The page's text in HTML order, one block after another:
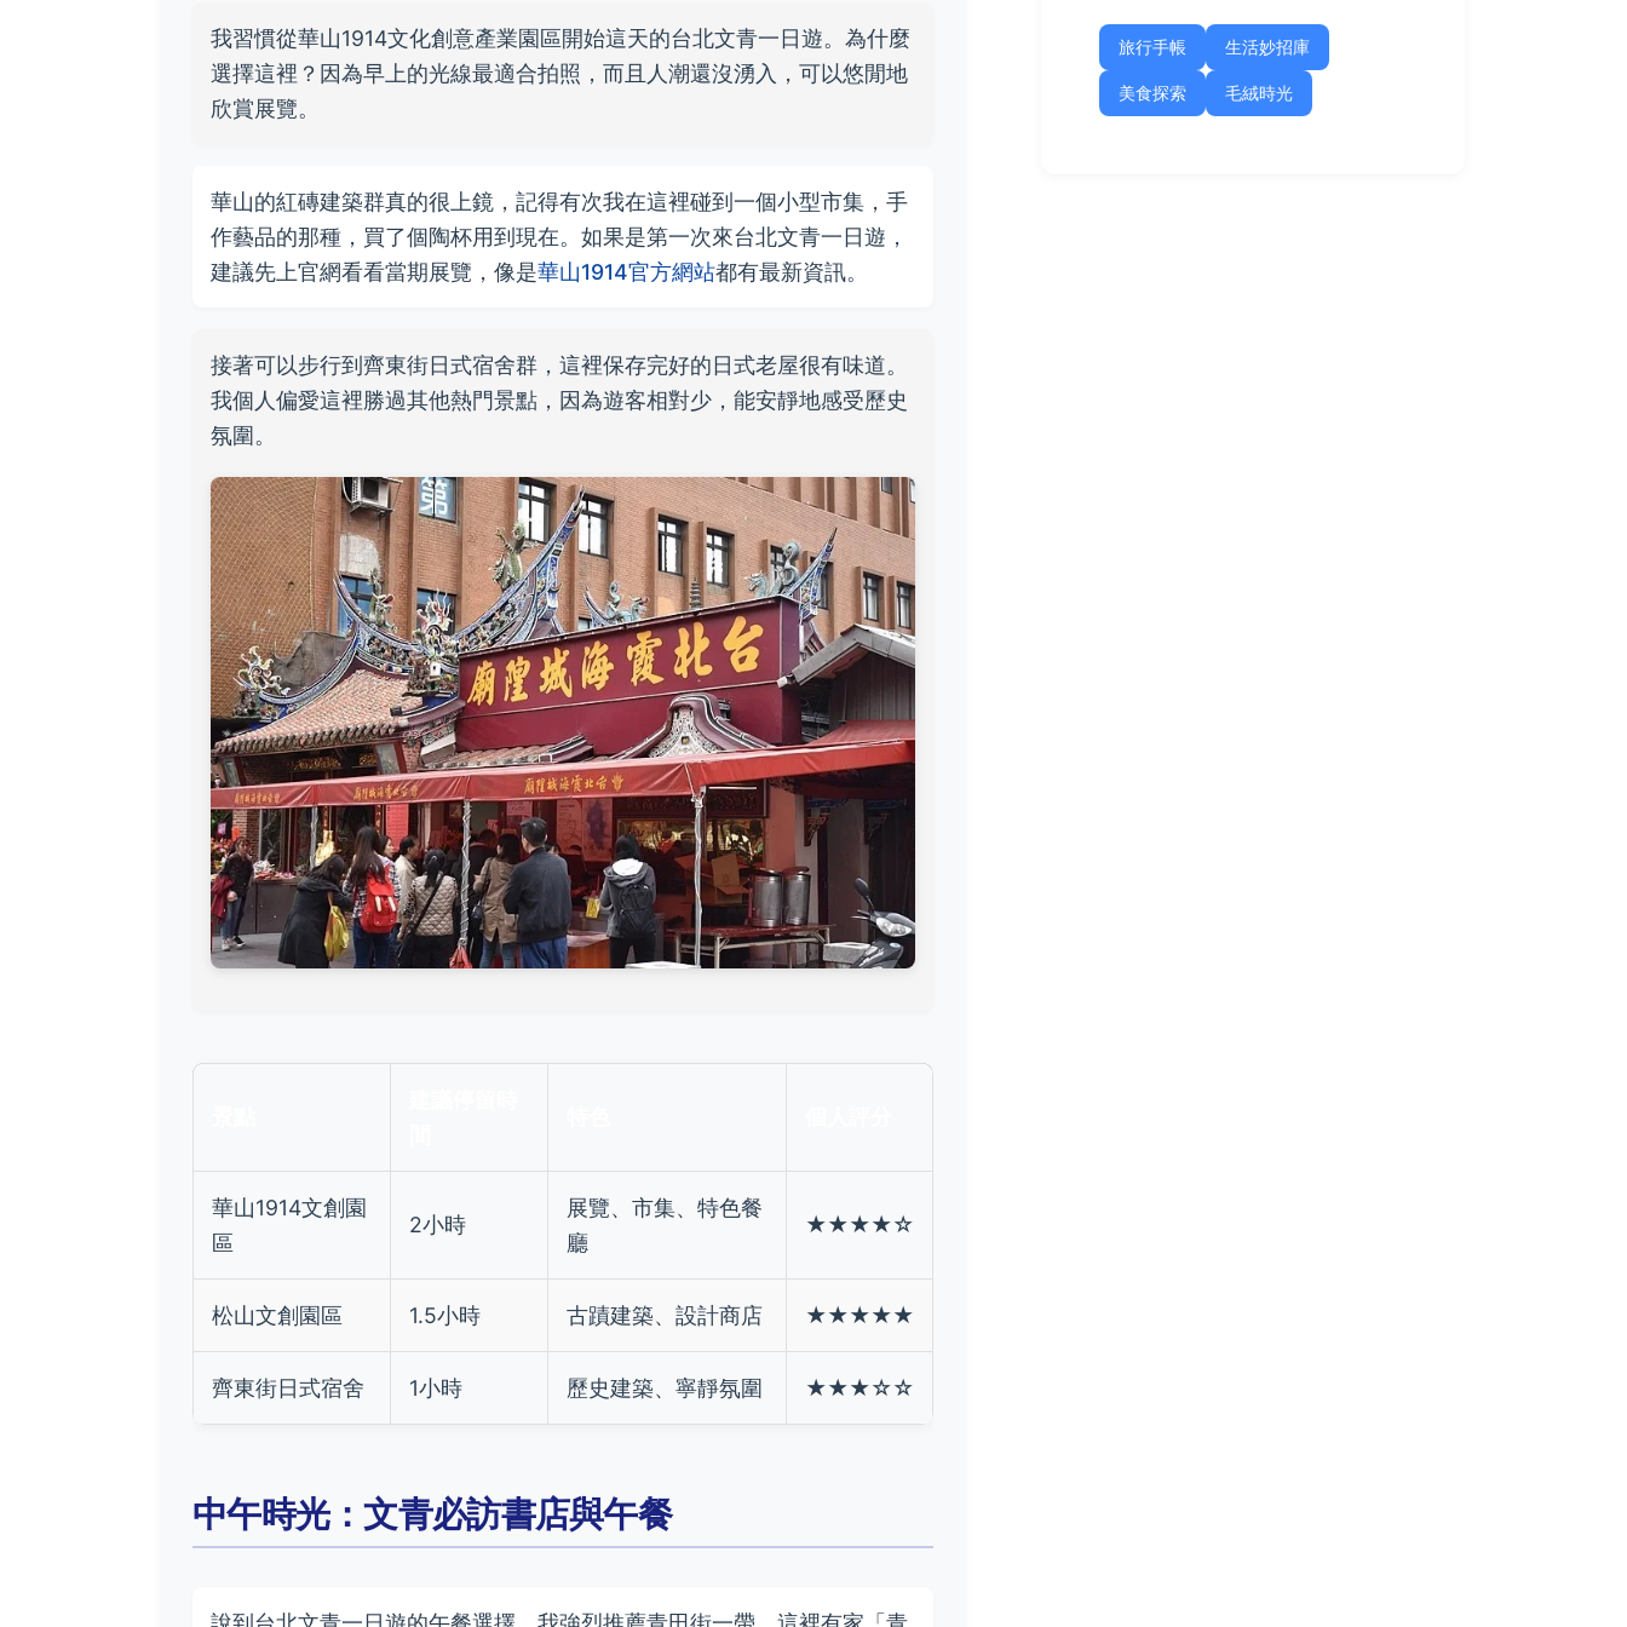
我習慣從華山1914文化創意產業園區開始這天的台北文青一日遊。為什麼
選擇這裡？因為早上的光線最適合拍照，而且人潮還沒湧入，可以悠閒地
欣賞展覽。
華山的紅磚建築群真的很上鏡，記得有次我在這裡碰到一個小型市集，手
作藝品的那種，買了個陶杯用到現在。如果是第一次來台北文青一日遊，
建議先上官網看看當期展覽，像是華山1914官方網站都有最新資訊。
接著可以步行到齊東街日式宿舍群，這裡保存完好的日式老屋很有味道。
我個人偏愛這裡勝過其他熱門景點，因為遊客相對少，能安靜地感受歷史
氛圍。
華山1914文創園
區
2小時
展覽、市集、特色餐
廳
★★★★☆
松山文創園區 1.5小時 古蹟建築、設計商店 ★★★★★
齊東街日式宿舍 1小時 歷史建築、寧靜氛圍 ★★★☆☆
中午時光：文青必訪書店與午餐
旅行手帳 生活妙招庫
美食探索 毛絨時光